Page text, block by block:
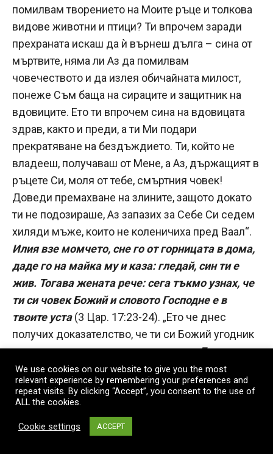
помилвам творението на Моите ръце и толкова
видове животни и птици? Ти впрочем заради
прехраната искаш да ѝ върнеш дълга – сина от
мъртвите, няма ли Аз да помилвам
човечеството и да излея обичайната милост,
понеже Съм баща на сираците и защитник на
вдовиците. Ето ти впрочем сина на вдовицата
здрав, както и преди, а ти Ми подари
прекратяване на бездъждието. Ти, който не
владееш, получаваш от Мене, а Аз, държащият в
ръцете Си, моля от тебе, смъртния човек!
Доведи премахване на злините, защото докато
ти не подозираше, Аз запазих за Себе Си седем
хиляди мъже, които не коленичиха пред Ваал“.
Илия взе момчето, сне го от горницата в дома,
даде го на майка му и каза: гледай, син ти е
жив. Тогава жената рече: сега тъкмо узнах, че
ти си човек Божий и словото Господне е в
твоите уста(3 Цар. 17:23-24). „Ето че днес
получих доказателство, че ти си Божий угодник
и че наистина те слуша,и че словото Господне в
твоите уста е истинно(3 Цар. 17:24) – рече –
защото както ми каза да не се боя, не след
дълго скръбта прогони“.
Понеже пророкът се присъедини към волята
We use cookies on our website to give you the most
relevant experience by remembering your preferences and
repeat visits. By clicking “Accept”, you consent to the use of
ALL the cookies.
Cookie settings ACCEPT